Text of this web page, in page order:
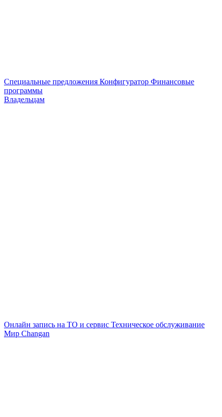
Специальные предложения Конфигуратор Финансовые
программы
Владельцам
Онлайн запись на ТО и сервис Техническое обслуживание
Мир Changan